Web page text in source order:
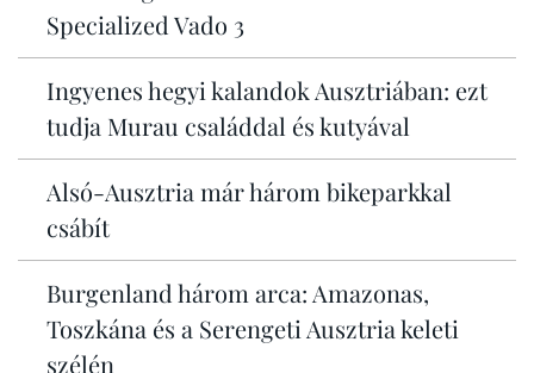
Specialized Vado 3
Ingyenes hegyi kalandok Ausztriában: ezt
tudja Murau családdal és kutyával
Alsó-Ausztria már három bikeparkkal
csábít
Burgenland három arca: Amazonas,
Toszkána és a Serengeti Ausztria keleti
szélén